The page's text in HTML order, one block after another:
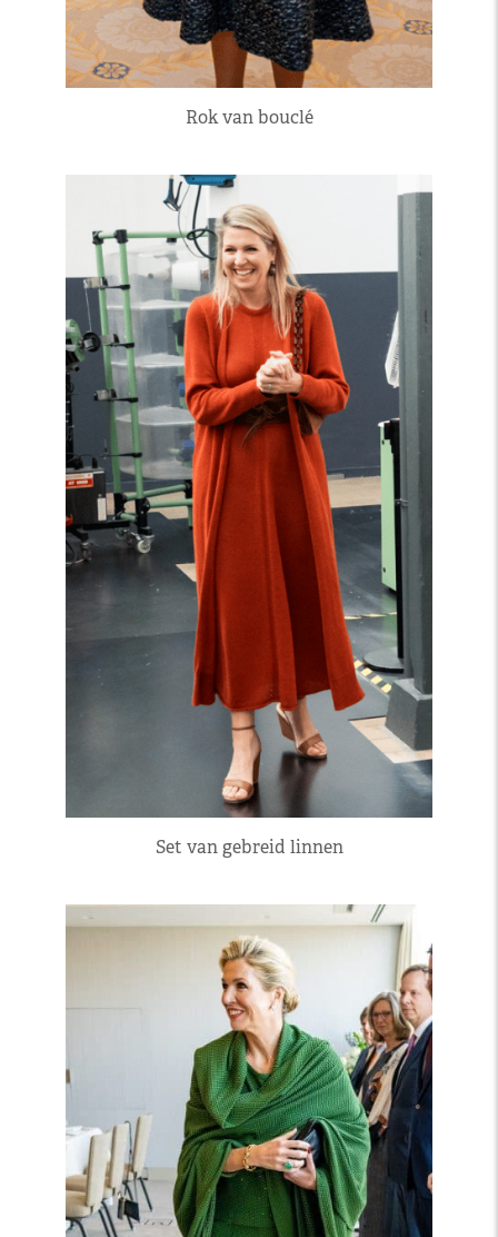
Rok van bouclé
Set van gebreid linnen